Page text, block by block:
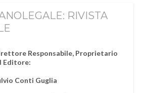
RIVISTA
Responsabile, Proprietario
Editore:
Conti Guglia